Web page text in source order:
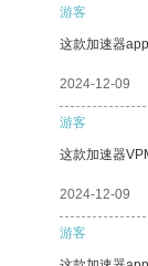
游客
这款加速器
2024-12-09
游客
这款加速器
2024-12-09
游客